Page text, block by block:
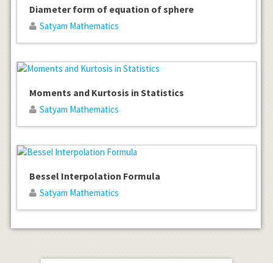
Diameter form of equation of sphere
Satyam Mathematics
Moments and Kurtosis in Statistics
Satyam Mathematics
Bessel Interpolation Formula
Satyam Mathematics